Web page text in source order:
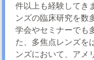
件以上も経験してき
ンズの臨床研究を数
学会やセミナーでも
た、多焦点レンズを
ンズにおいて、アメ